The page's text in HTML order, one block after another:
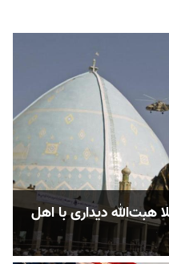
دیداری با اهل